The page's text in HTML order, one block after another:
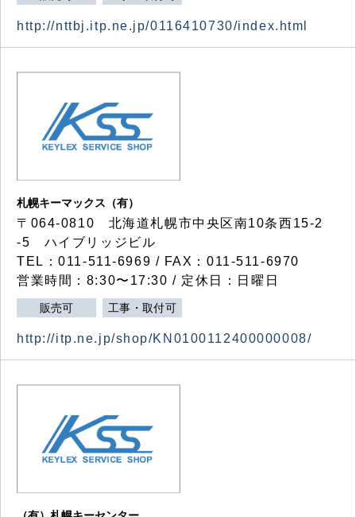
http://nttbj.itp.ne.jp/0116410730/index.html
札幌キーマックス（有）
〒064-0810 北海道札幌市中央区南10条西15-2
-5 ハイブリッジビル
TEL：011-511-6969 / FAX：011-511-6970
営業時間：8:30〜17:30 / 定休日：日曜日
販売可 工事・取付可
http://itp.ne.jp/shop/KN0100112400000008/